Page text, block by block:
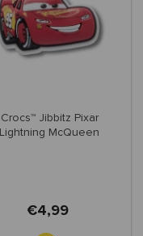
Crocs™ Jibbitz Pixar
Lightning McQueen
€4,99